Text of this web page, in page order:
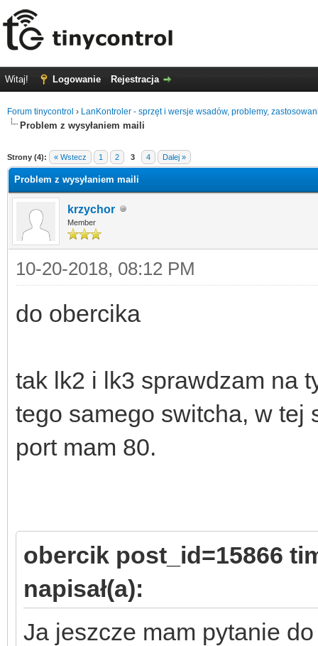
Witaj! Logowanie Rejestracja
Forum tinycontrol › LanKontroler - sprzęt i wersje wsadów, problemy,
Problem z wysyłaniem maili
Strony (4): « Wstecz 1 2 3 4 Dalej »
Problem z wysyłaniem maili
krzychor
Member
10-20-2018, 08:12 PM
do obercika
tak lk2 i lk3 sprawdzam na
tego samego switcha, w tej
port mam 80.
obercik post_id=15866
napisał(a):
Ja jeszcze mam pytanie